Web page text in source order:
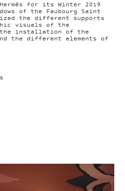
for its Winter 2019
of the Faubourg Saint
the different supports
visuals of the
installation of the
the different elements of